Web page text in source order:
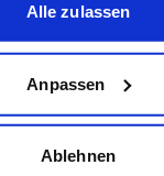
oder widerrufen
Ihre
Meter genau
aktives Scannen
Alle zulassen
Anpassen
Ablehnen
(240Hz,